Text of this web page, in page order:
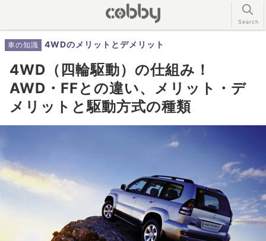
車の知識 4WDのメリットとデメリット
4WD（四輪駆動）の仕組み！
AWD・FFとの違い、メリット・デ
メリットと駆動方式の種類